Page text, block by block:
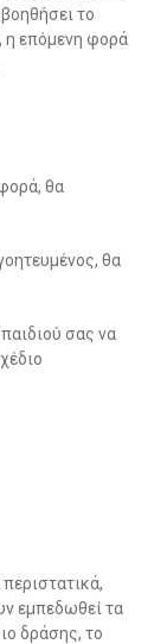
το
η επόμενη φορά
θα
θα
σας να
εμπεδωθεί τα
δράσης, το